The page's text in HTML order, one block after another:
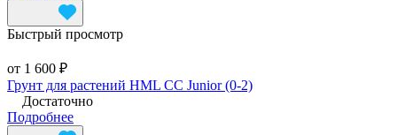
Быстрый просмотр
от 1 600 ₽
Грунт для растений HML CC Junior (0-2)
Достаточно
Подробнее